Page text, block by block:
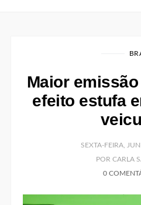
Maior
efeito estufa
SEXTA-FEIRA,
POR CARLA
0